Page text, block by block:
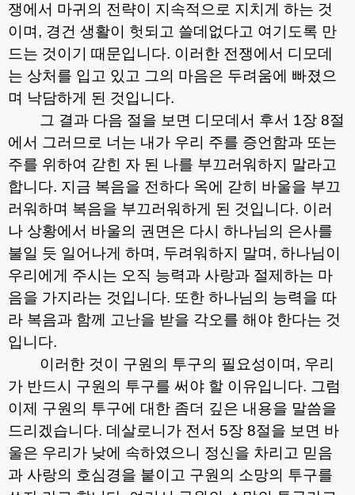
쟁에서 마귀의 전략이 지속적으로 지치게 하는 것
이며 , 경건 생활이 헛되고 쓸데없다고 여기도록 만
드는 것이기 때문입니다. 이러한 전쟁에서 디모데
는 상처를 입고 있고 그의 마음은 두려움에 빠졌으
며 낙담하게 된 것입니다.
그 결과 다음 절을 보면 디모데서 후서 1장 8절
에서 그러므로 너는 내가 우리 주를 증언함과 또는
주를 위하여 갇힌 자 된 나를 부끄러워하지 말라고
합니다. 지금 복음을 전하다 옥에 갇히 바울을 부끄
러워하며 복음을 부끄러워하게 된 것입니다. 이러
나 상황에서 바울의 권면은 다시 하나님의 은사를
불일 듯 일어나게 하며 , 두려워하지 말며 , 하나님이
우리에게 주시는 오직 능력과 사랑과 절제하는 마
음을 가지라는 것입니다. 또한 하나님의 능력을 따
라 복음과 함께 고난을 받을 각오를 해야 한다는 것
입니다.
이러한 것이 구원의 투구의 필요성이며 , 우리
가 반드시 구원의 투구를 써야 할 이유입니다. 그럼
이제 구원의 투구에 대한 좀더 깊은 내용을 말씀을
드리겠습니다. 데살로니가 전서 5장 8절을 보면 바
울은 우리가 낮에 속하였으니 정신을 차리고 믿음
과 사랑의 호심경을 붙이고 구원의 소망의 투구를